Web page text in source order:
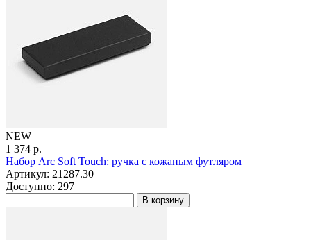
NEW
1 374 р.
Набор Arc Soft Touch: ручка с кожаным футляром
Артикул: 21287.30
Доступно: 297
В корзину